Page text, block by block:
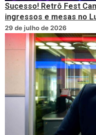
Sucesso! Retrô Fest
ingressos e mesas no
29 de julho de 2026